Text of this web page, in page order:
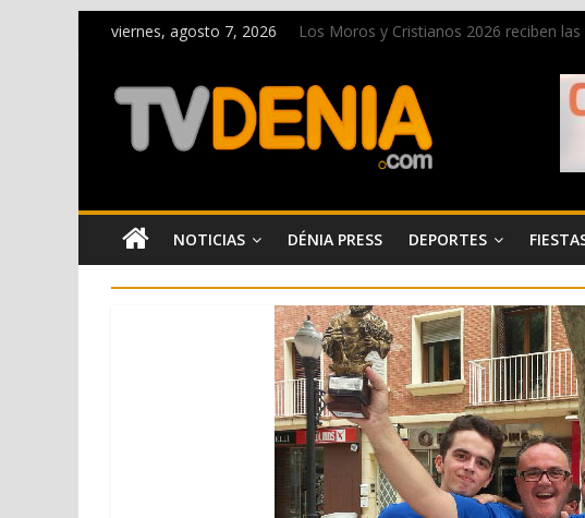
viernes, agosto 7, 2026
Los Moros y Cristianos 2026 reciben
Paco Adsuar dona al Arxiu de Dénia
La Entraeta Festera llena de ambiente
El XII Festival de Jazz de Dénia reunirá
NOTICIAS DÉNIA PRESS DEPORTES